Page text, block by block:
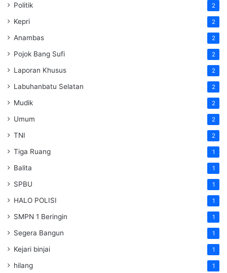
Politik 2
Kepri 2
Anambas 2
Pojok Bang Sufi 2
Laporan Khusus 2
Labuhanbatu Selatan 2
Mudik 2
Umum 2
TNI 2
Tiga Ruang 1
Balita 1
SPBU 1
HALO POLISI 1
SMPN 1 Beringin 1
Segera Bangun 1
Kejari binjai 1
hilang 1